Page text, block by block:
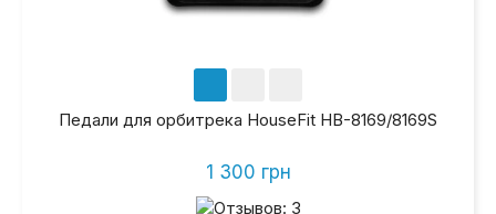
Педали для орбитрека HouseFit HB-8169/8169S
1 300 грн